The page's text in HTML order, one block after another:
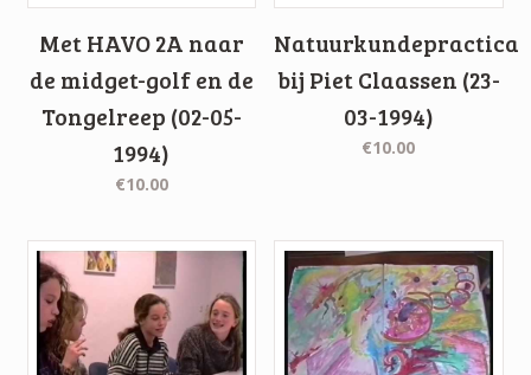
Met HAVO 2A naar
de midget-golf en de
Tongelreep (02-05-
1994)
€10.00
Natuurkundepractica
bij Piet Claassen (23-
03-1994)
€10.00